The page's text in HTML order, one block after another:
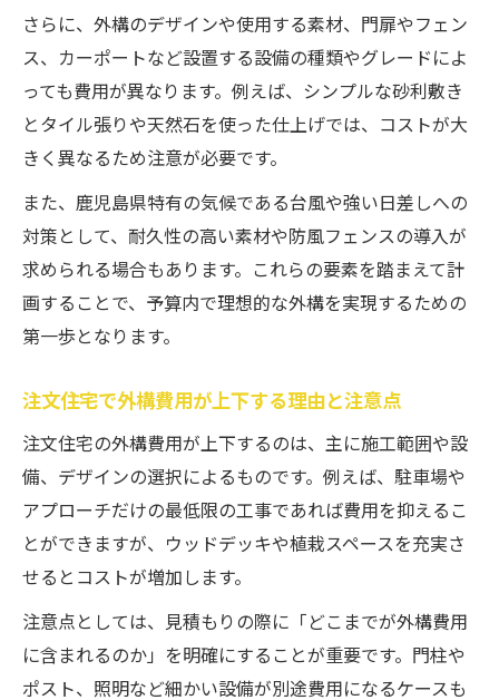
さらに、外構のデザインや使用する素材、門扉やフェン
ス、カーポートなど設置する設備の種類やグレードによ
っても費用が異なります。例えば、シンプルな砂利敷き
とタイル張りや天然石を使った仕上げでは、コストが大
きく異なるため注意が必要です。
また、鹿児島県特有の気候である台風や強い日差しへの
対策として、耐久性の高い素材や防風フェンスの導入が
求められる場合もあります。これらの要素を踏まえて計
画することで、予算内で理想的な外構を実現するための
第一歩となります。
注文住宅で外構費用が上下する理由と注意点
注文住宅の外構費用が上下するのは、主に施工範囲や設
備、デザインの選択によるものです。例えば、駐車場や
アプローチだけの最低限の工事であれば費用を抑えるこ
とができますが、ウッドデッキや植栽スペースを充実さ
せるとコストが増加します。
注意点としては、見積もりの際に「どこまでが外構費用
に含まれるのか」を明確にすることが重要です。門柱や
ポスト、照明など細かい設備が別途費用になるケースも